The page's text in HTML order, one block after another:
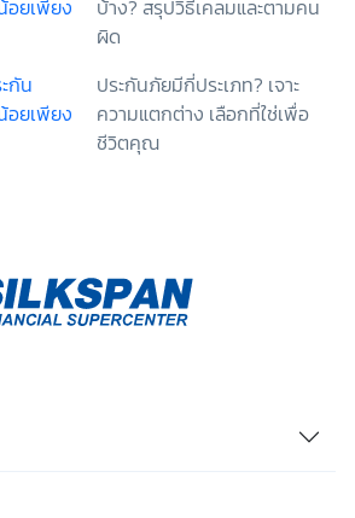
ระสงค์จะไม่ให้ความยินยอม ข้าพเจ้าเข้าใจ
จได้รับความสะดวกในการใช้บริการน้อย
ไม่สามารถเข้าถึงฟังก์ชันการใช้งานบาง
) และข้าพเจ้าทราบว่าการถอนความ
ไม่มีผลกระทบต่อการประมวลผลข้อมูล
ช็คราคา
บ้าง? สรุปวิธีเคลมและตามคน
ผิด
ประกันภัยมีกี่ประเภท? เจาะ
ความแตกต่าง เลือกที่ใช่เพื่อ
ชีวิตคุณ